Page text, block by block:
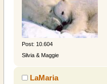
Post: 10.604
Silvia & Maggie
LaMaria